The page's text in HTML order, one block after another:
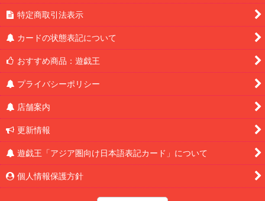
特定商取引法表示
カードの状態表記について
おすすめ商品：遊戯王
プライバシーポリシー
店舗案内
更新情報
遊戯王「アジア圏向け日本語表記カード」について
個人情報保護方針